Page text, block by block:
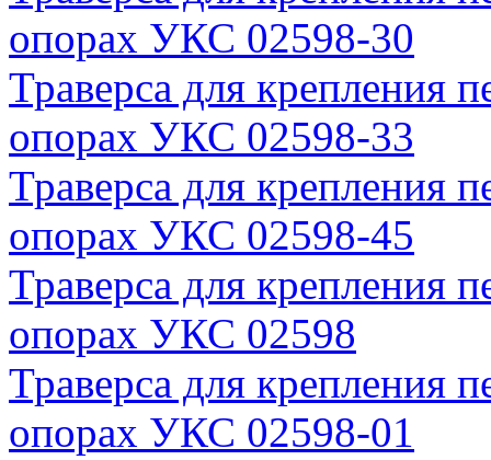
опорах УКС 02598-30
Траверса для крепления
опорах УКС 02598-33
Траверса для крепления
опорах УКС 02598-45
Траверса для крепления
опорах УКС 02598
Траверса для крепления
опорах УКС 02598-01